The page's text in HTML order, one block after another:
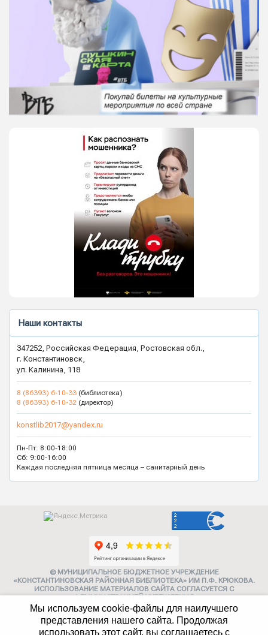
Наши контакты
347252, Российская Федерация, Ростовская обл.,
г. Константиновск,
ул. Калинина, 118
8 (86393) 6-10-33 (библиотека)
8 (86393) 6-10-32 (директор)
konstlib2017@yandex.ru
Пн-Пт: 8:00-18:00
Сб: 9:00-16:00
Каждая последняя пятница месяца – санитарный день
Мы используем cookie-файлы для наилучшего
представления нашего сайта. Продолжая
использовать этот сайт, вы соглашаетесь с
© МУНИЦИПАЛЬНОЕ БЮДЖЕТНОЕ УЧРЕЖДЕНИЕ
«КОНСТАНТИНОВСКАЯ РАЙОННАЯ БИБЛИОТЕКА» ИМ П.Ф. КРЮКОВА.
ИСПОЛЬЗОВАНИЕ МАТЕРИАЛОВ САЙТА СОГЛАСУЕТСЯ С
АДМИНИСТРАЦИЕЙ УЧРЕЖДЕНИЯ
Карта сайта